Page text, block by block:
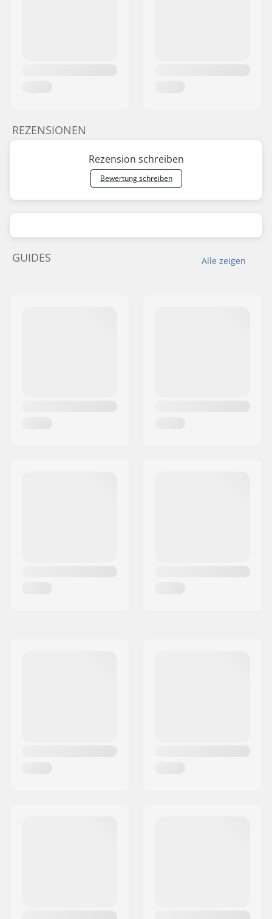
REZENSIONEN
Rezension schreiben
Bewertung schreiben
Alle zeigen
GUIDES